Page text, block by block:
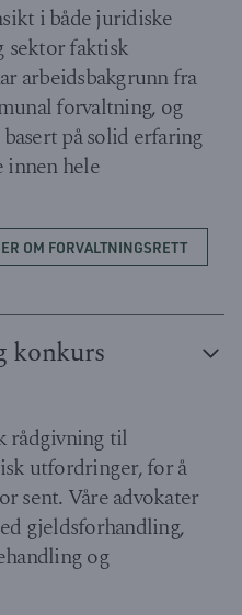
i både juridiske
sektor faktisk
arbeidsbakgrunn fra
forvaltning, og
på solid erfaring
innen hele
OM FORVALTNINGSRETT
konkurs
rådgivning til
utfordringer, for å
sent. Våre advokater
gjeldsforhandling,
og